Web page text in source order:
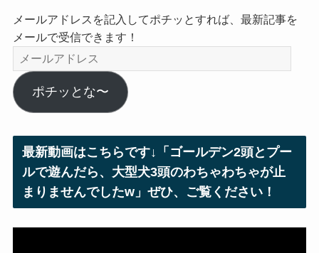
メールアドレスを記入してポチッとすれば、最新記事を
メールで受信できます！
ー
ル
ア
ス
ポチッとな〜
最新動画はこちらです↓「ゴールデン2頭とプー
ルで遊んだら、大型犬3頭のわちゃわちゃが止
まりませんでしたw」ぜひ、ご覧ください！